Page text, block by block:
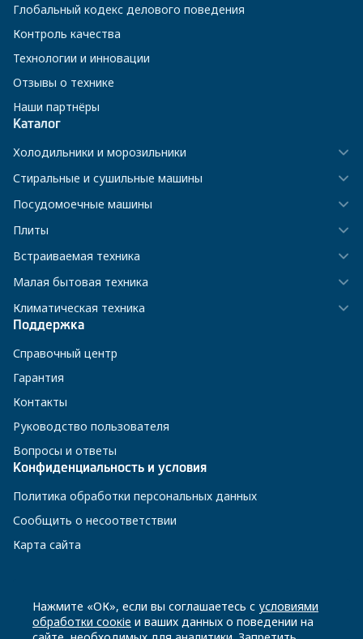
Глобальный кодекс делового поведения
Контроль качества
Технологии и инновации
Отзывы о технике
Наши партнёры
Каталог
Холодильники и морозильники
Стиральные и сушильные машины
Посудомоечные машины
Плиты
Встраиваемая техника
Малая бытовая техника
Климатическая техника
Поддержка
Справочный центр
Гарантия
Контакты
Руководство пользователя
Вопросы и ответы
Конфиденциальность и условия
Политика обработки персональных данных
Сообщить о несоответствии
Карта сайта
8 800 200-23-56
Нажмите «ОК», если вы соглашаетесь с условиями
обработки соокіе и ваших данных о поведении на